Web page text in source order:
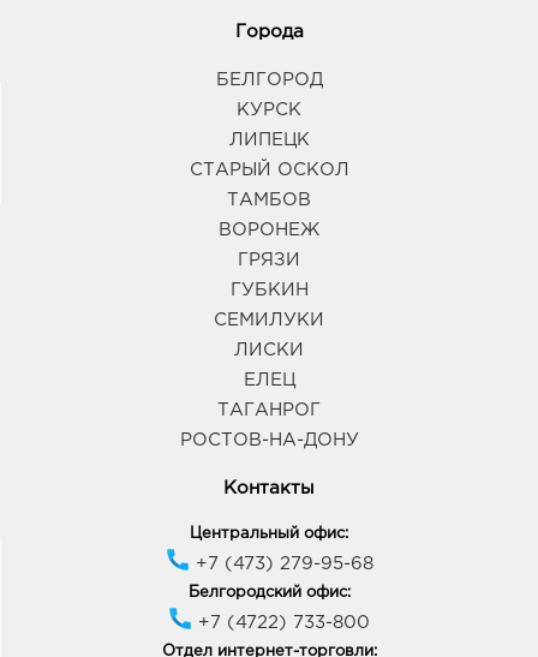
Города
БЕЛГОРОД
КУРСК
ЛИПЕЦК
СТАРЫЙ ОСКОЛ
ТАМБОВ
ВОРОНЕЖ
ГРЯЗИ
ГУБКИН
СЕМИЛУКИ
ЛИСКИ
ЕЛЕЦ
ТАГАНРОГ
РОСТОВ-НА-ДОНУ
Контакты
Центральный офис:
+7 (473) 279-95-68
Белгородский офис:
+7 (4722) 733-800
Отдел интернет-торговли: